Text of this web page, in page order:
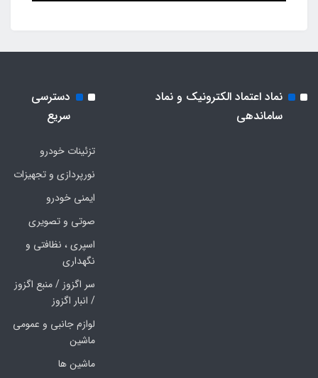
نماد اعتماد الکترونیک و نماد
ساماندهی
دسترسی
سریع
تزئینات خودرو
نورپردازی و تجهیزات
ایمنی خودرو
صوتی و تصویری
اسپری ، نظافتی و
نگهداری
سر اگزوز / منبع اگزوز
/ انبار اگزوز
لوازم جانبی و عمومی
ماشین
ماشین ها